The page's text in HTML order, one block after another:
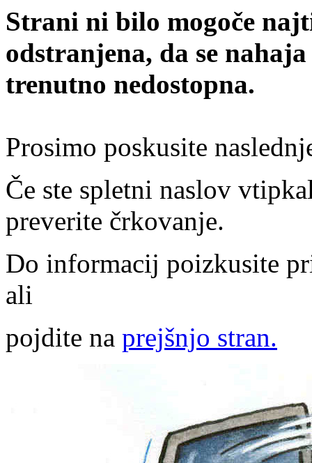
Strani ni bilo mogoče
odstranjena, da se
trenutno nedostopna.
Prosimo poskusite
Če ste spletni naslov
preverite črkovanje.
Do informacij poizkusite
ali
pojdite na prejšnjo stran.